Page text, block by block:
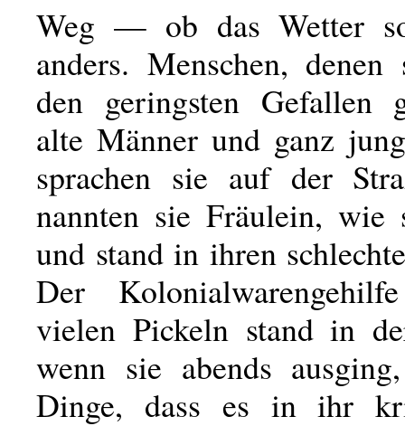
Weg — ob das Wetter
anders. Menschen,
den geringsten Gefallen
alte Männer und ganz
sprachen sie auf der
nannten sie Fräulein, wie
und stand in ihren
Der
vielen Pickeln stand in
wenn sie abends
Dinge, dass es in ihr